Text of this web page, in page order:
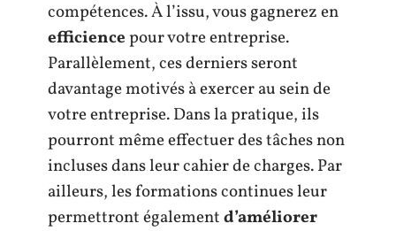
compétences. À l’issu, vous gagnerez en
efficiencepour votre entreprise.
Parallèlement, ces derniers seront
davantage motivés à exercer au sein de
votre entreprise. Dans la pratique, ils
pourront même effectuer des tâches non
incluses dans leur cahier de charges. Par
ailleurs, les formations continues leur
permettront égalementd’améliorer